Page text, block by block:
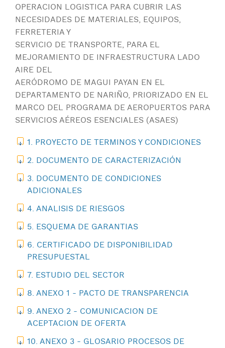
OPERACION LOGISTICA PARA CUBRIR LAS
NECESIDADES DE MATERIALES, EQUIPOS,
FERRETERIA Y
SERVICIO DE TRANSPORTE, PARA EL
MEJORAMIENTO DE INFRAESTRUCTURA LADO
AIRE DEL
AERÓDROMO DE MAGUI PAYAN EN EL
DEPARTAMENTO DE NARIÑO, PRIORIZADO EN EL
MARCO DEL PROGRAMA DE AEROPUERTOS PARA
SERVICIOS AÉREOS ESENCIALES (ASAES)
1. PROYECTO DE TERMINOS Y CONDICIONES
2. DOCUMENTO DE CARACTERIZACIÓN
3. DOCUMENTO DE CONDICIONES
ADICIONALES
4. ANALISIS DE RIESGOS
5. ESQUEMA DE GARANTIAS
6. CERTIFICADO DE DISPONIBILIDAD
PRESUPUESTAL
7. ESTUDIO DEL SECTOR
8. ANEXO 1 - PACTO DE TRANSPARENCIA
9. ANEXO 2 - COMUNICACION DE
ACEPTACION DE OFERTA
10. ANEXO 3 - GLOSARIO PROCESOS DE